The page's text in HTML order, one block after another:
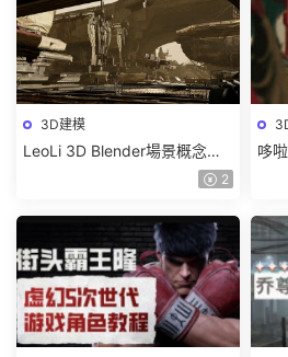
3D建模
LeoLi 3D Blender場景概念設
計班第6期2023年【畫質高清2
哆